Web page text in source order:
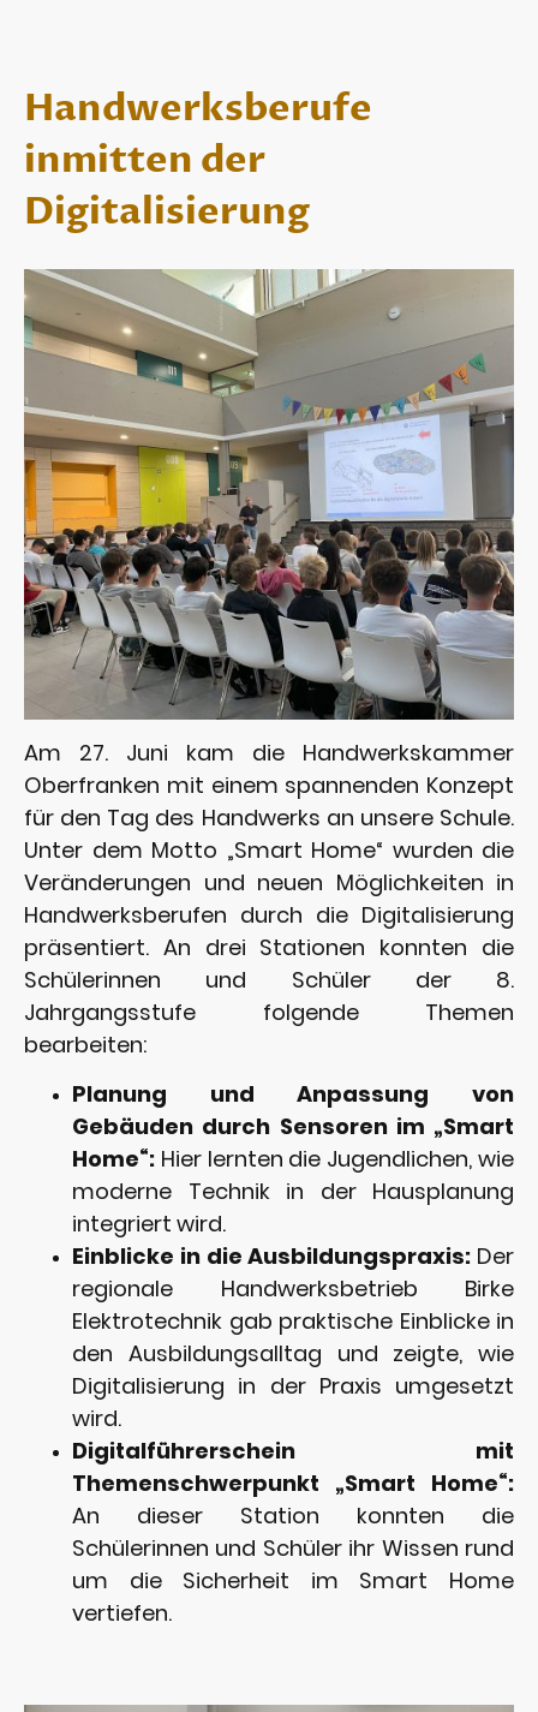
Handwerksberufe
inmitten der
Digitalisierung
Am 27. Juni kam die Handwerkskammer
Oberfranken mit einem spannenden Konzept
für den Tag des Handwerks an unsere Schule.
Unter dem Motto „Smart Home“ wurden die
Veränderungen und neuen Möglichkeiten in
Handwerksberufen durch die Digitalisierung
präsentiert. An drei Stationen konnten die
Schülerinnen und Schüler der 8.
Jahrgangsstufe folgende Themen
bearbeiten:
Planung und Anpassung von
Gebäuden durch Sensoren im „Smart
Home“: Hier lernten die Jugendlichen, wie
moderne Technik in der Hausplanung
integriert wird.
Einblicke in die Ausbildungspraxis: Der
regionale Handwerksbetrieb Birke
Elektrotechnik gab praktische Einblicke in
den Ausbildungsalltag und zeigte, wie
Digitalisierung in der Praxis umgesetzt
wird.
Digitalführerschein mit
Themenschwerpunkt „Smart Home“:
An dieser Station konnten die
Schülerinnen und Schüler ihr Wissen rund
um die Sicherheit im Smart Home
vertiefen.